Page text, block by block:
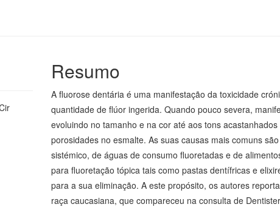
Resumo
A fluorose dentária é uma manifestação da toxicidade
quantidade de flúor ingerida. Quando pouco severa,
evoluindo no tamanho e na cor até aos tons
porosidades no esmalte. As suas causas mais comuns
sistémico, de águas de consumo fluoretadas e de
para fluoretação tópica tais como pastas dentífricas e
para a sua eliminação. A este propósito, os autores
raça caucasiana, que compareceu na consulta de